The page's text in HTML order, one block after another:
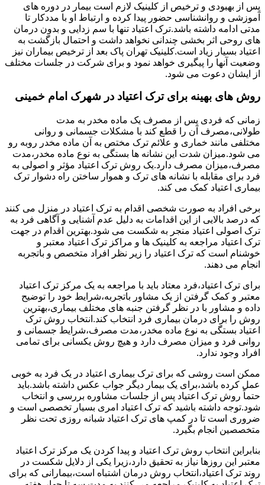
پس از بهبودی و ترخیص از کلینیک لازم است بیمار در دوره های
آموزشی و روانشناسی حضور پیدا کرده و ارتباط او با مددکار تا
مدتی ادامه داشته باشد.ترک اعتیاد تنها با سم زدایی و بدون درمان
های روحی اثر بخشی چندانی نخواهد داشت و احتمال بازگشت به
اعتیاد بسیار زیاد است.کلینیک تهران پاک بعد از ترخیص بیماران نیز
وضعیت آنها را پیگیری خواهد نمود و برای شرکت در جلسات مختلف
از ایشان دعوت می شود.
روش های بهینه برای ترک اعتیاد در شهرک امام خمینی
زمانی که فردی پس از مصرف یک ماده مخدر به مدت
طولانی،مصرف آن را قطع کند با مشکلات جسمانی و روانی
مختلفی مانند خماری و علائم ترک مختص به آن ماده مخدر روبه رو
می شود.میزان شدت این نشانه ها بستگی به نوع ماده مخدر،مدت
مصرف،میزان مصرف دارد.یک روش ترک اعتیاد مؤثر و اصولی به
فرد برای مقابله با نشانه های ترک و هموار ساختن راه دشوار ترک
بیماری اعتیاد کمک می کند.
برخی افراد به صورت شخصی اقدام به ترک اعتیاد در منزل می کنند
که درصد بالایی از این اقدامات به دلیل عدم آشنایی و آگاهی فرد به
ترک اصولی اعتیاد منجر به شکست می شود.بهترین اقدام در جهت
ترک اعتیاد مراجعه به کلینیک ها و مراکز ترک اعتیاد معتبر و
خوشنام است که ترک اعتیاد را زیر نظر افراد متخصص و باتجربه
انجام می دهند.
برای ترک اعتیاد،فرد معتاد باید با مراجعه به یک مرکز ترک اعتیاد
معتبر و کمک گرفتن از یک مشاور باتجربه،شرایط خود را توضیح
داده و مشاور با در نظر گرفتن جنبه های مختلف بیماری،بهترین
روش را برای درمان بیماری فرد انتخاب کند.انتخاب روش ترک
اعتیاد بستگی به نوع ماده مخدر،مدت مصرف،شرایط جسمانی و
روانی فرد و میزان مصرف دارد و هیچ روش یکسانی برای تمامی
افراد وجود ندارد.
ممکن است روشی که برای ترک بیماری اعتیاد در یک فرد به خوبی
عمل کرده باشد،برای یک بیمار دیگر جواب عکس داشته باشد.باید
حتماً روش ترک اعتیاد پس از جلسات مشاوره بررسی و انتخاب
شود.توجه داشته باشید که ترک اعتیاد امری بسیار تخصصی است و
ضروری است تا در کمپ های ترک اعتیاد شبانه روزی تحت نظر
متخصصین انجام بگیرد.
بنابراین انتخاب روش ترک اعتیاد و پیدا کردن یک مرکز ترک اعتیاد
معتبر این روزها نیاز به تحقیق دارد،زیرا یکی از دلایل شکست در
روند ترک اعتیاد،انتخاب روش درمان اشتباه است،بیمارانی که برای